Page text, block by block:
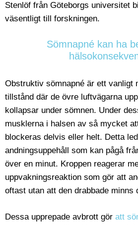
Stenlöf från Göteborgs universitet
väsentligt till forskningen.
Sömnapné kan ha
Obstruktiv sömnapné är ett vanligt
tillstånd där de övre luftvägarna
kollapsar under sömnen. Under
musklerna i halsen av så mycket
blockeras delvis eller helt. Detta
andningsuppehåll som kan pågå
över en minut. Kroppen reagerar
uppvakningsreaktion som gör att
oftast utan att den drabbade minns
Dessa upprepade avbrott gör att